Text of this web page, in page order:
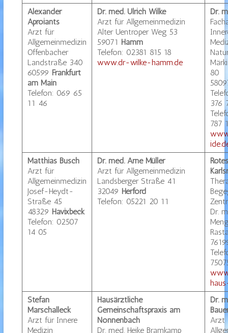
Alexander
Aproiants
Arzt für
Allgemeinmedizin
Offenbacher
Landstraße 340
60599 Frankfurt
am Main
Telefon: 069 65
11 46
Dr. med. Ulrich Wilke
Arzt für Allgemeinmedizin
Alter Uentroper Weg 53
59071 Hamm
Telefon: 02381 815 18
www.dr-wilke-hamm.de
Dr.
80
376
787
Matthias Busch
Arzt für
Allgemeinmedizin
Josef-Heydt-
Straße 45
48329 Havixbeck
Telefon: 02507
14 05
Dr. med. Arne Müller
Arzt für Allgemeinmedizin
Landsberger Straße 41
32049 Herford
Telefon: 05221 20 11
Dr.
Stefan
Marschalleck
Arzt für Innere
Medizin
Hausärztliche
Gemeinschaftspraxis am
Nonnenbach
Dr. med. Heike Bramkamp
Dr.
Arzt